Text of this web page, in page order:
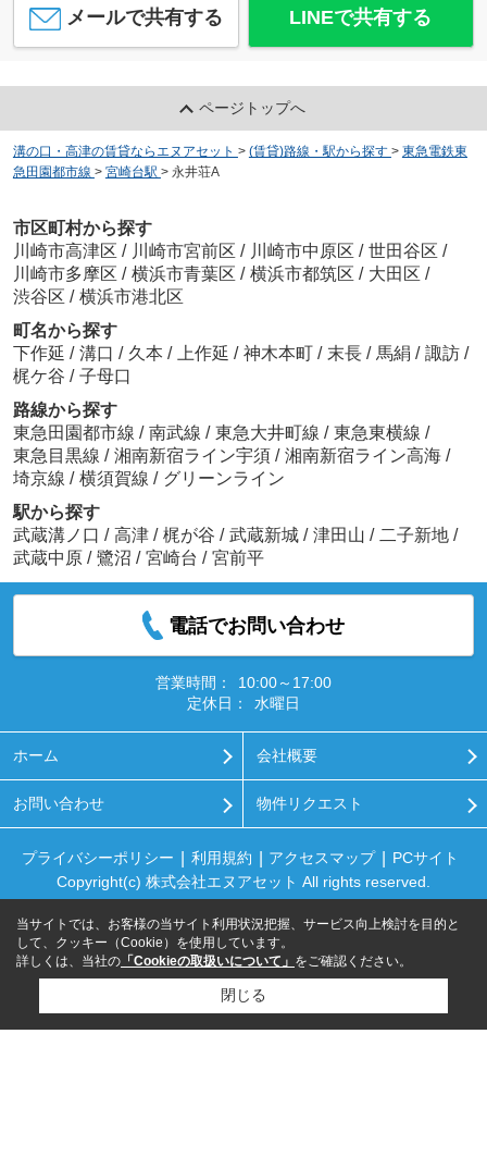
メールで共有する LINEで共有する
ページトップへ
溝の口・高津の賃貸ならエヌアセット > (賃貸)路線・駅から探す > 東急電鉄東
急田園都市線 > 宮崎台駅 > 永井荘A
市区町村から探す
川崎市高津区 / 川崎市宮前区 / 川崎市中原区 / 世田谷区 /
川崎市多摩区 / 横浜市青葉区 / 横浜市都筑区 / 大田区 /
渋谷区 / 横浜市港北区
町名から探す
下作延 / 溝口 / 久本 / 上作延 / 神木本町 / 末長 / 馬絹 / 諏訪 /
梶ケ谷 / 子母口
路線から探す
東急田園都市線 / 南武線 / 東急大井町線 / 東急東横線 /
東急目黒線 / 湘南新宿ライン宇須 / 湘南新宿ライン高海 /
埼京線 / 横須賀線 / グリーンライン
駅から探す
武蔵溝ノ口 / 高津 / 梶が谷 / 武蔵新城 / 津田山 / 二子新地 /
武蔵中原 / 鷺沼 / 宮崎台 / 宮前平
電話でお問い合わせ
営業時間：
10:00～17:00
定休日：
水曜日
ホーム 会社概要
お問い合わせ 物件リクエスト
プライバシーポリシー 利用規約 アクセスマップ
PCサイト
Copyright(c) 株式会社エヌアセット All rights reserved.
当サイトでは、お客様の当サイト利用状況把握、サービス向上検討を目的と
して、クッキー（Cookie）を使用しています。
詳しくは、当社の 「Cookieの取扱いについて」 をご確認ください。
閉じる